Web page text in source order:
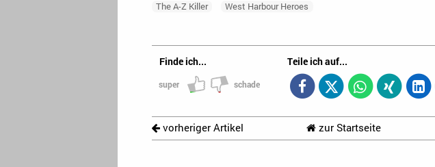
The A-Z Killer
West Harbour Heroes
Finde ich...
super schade
Teile ich auf...
vorheriger Artikel zur Startseite